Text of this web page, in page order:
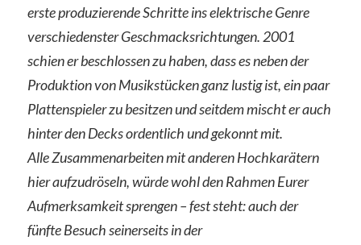
erste produzierende Schritte ins elektrische Genre
verschiedenster Geschmacksrichtungen. 2001
schien er beschlossen zu haben, dass es neben der
Produktion von Musikstücken ganz lustig ist, ein paar
Plattenspieler zu besitzen und seitdem mischt er auch
hinter den Decks ordentlich und gekonnt mit.
Alle Zusammenarbeiten mit anderen Hochkarätern
hier aufzudröseln, würde wohl den Rahmen Eurer
Aufmerksamkeit sprengen – fest steht: auch der
fünfte Besuch seinerseits in der